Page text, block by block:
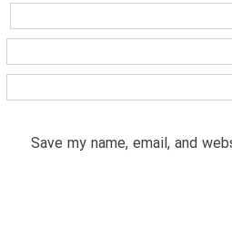
Save my name, email, and